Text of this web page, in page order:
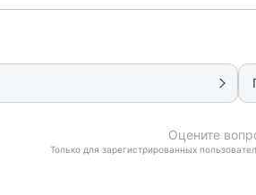
Оцените
Только для зарегистрированных